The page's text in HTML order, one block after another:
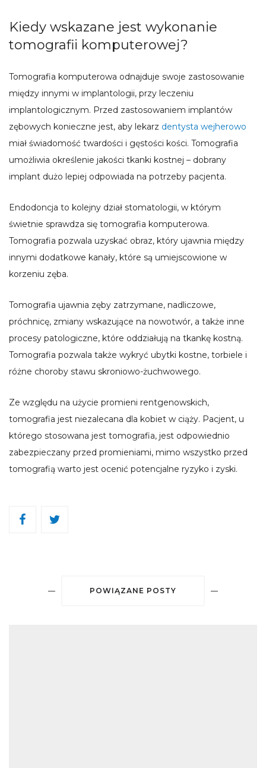
Kiedy wskazane jest wykonanie
tomografii komputerowej?
Tomografia komputerowa odnajduje swoje zastosowanie
między innymi w implantologii, przy leczeniu
implantologicznym. Przed zastosowaniem implantów
zębowych konieczne jest, aby lekarz dentysta wejherowo
miał świadomość twardości i gęstości kości. Tomografia
umożliwia określenie jakości tkanki kostnej – dobrany
implant dużo lepiej odpowiada na potrzeby pacjenta.
Endodoncja to kolejny dział stomatologii, w którym
świetnie sprawdza się tomografia komputerowa.
Tomografia pozwala uzyskać obraz, który ujawnia między
innymi dodatkowe kanały, które są umiejscowione w
korzeniu zęba.
Tomografia ujawnia zęby zatrzymane, nadliczowe,
próchnicę, zmiany wskazujące na nowotwór, a także inne
procesy patologiczne, które oddziałują na tkankę kostną.
Tomografia pozwala także wykryć ubytki kostne, torbiele i
różne choroby stawu skroniowo-żuchwowego.
Ze względu na użycie promieni rentgenowskich,
tomografia jest niezalecana dla kobiet w ciąży. Pacjent, u
którego stosowana jest tomografia, jest odpowiednio
zabezpieczany przed promieniami, mimo wszystko przed
tomografią warto jest ocenić potencjalne ryzyko i zyski.
POWIĄZANE POSTY